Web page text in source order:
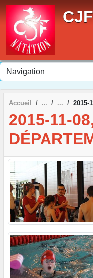
Accueil 2015-
2015-11-
Panneau de gestion des